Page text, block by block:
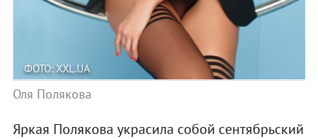
ФОТО: XXL.UA
Оля Полякова
Яркая Полякова украсила собой сентябрьский